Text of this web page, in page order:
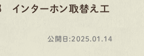
ンターホン取替え工
公開日:2025.01.14